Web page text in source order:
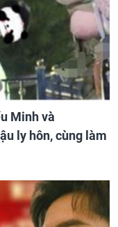
Minh và
ly hôn, cùng làm